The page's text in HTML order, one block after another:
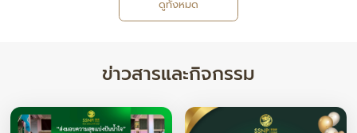
ดูทั้งหมด
ข่าวสารและกิจกรรม